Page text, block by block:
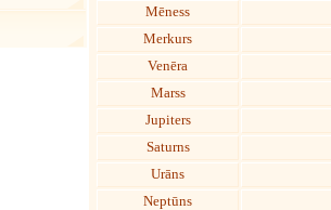
Mēness
Merkurs
Venēra
Marss
Jupiters
Saturns
Urāns
Neptūns